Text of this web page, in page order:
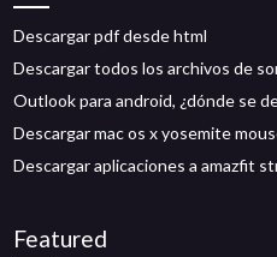
Descargar pdf desde html
Descargar todos los archivos de
Outlook para android, ¿dónde se
Descargar mac os x yosemite
Descargar aplicaciones a amazfit
Featured